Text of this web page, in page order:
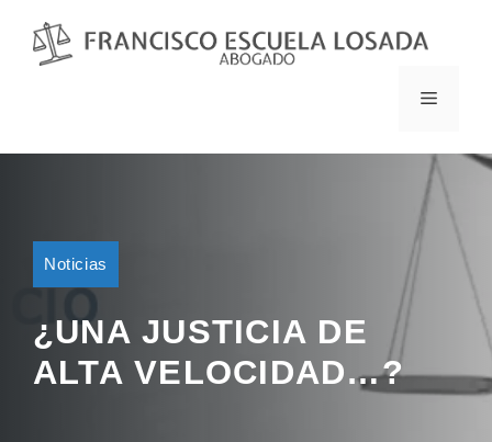
contenido
MENÚ
Noticias
¿UNA JUSTICIA DE
ALTA VELOCIDAD…?